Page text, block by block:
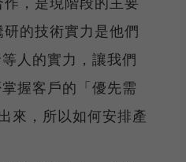
的技術實力是他們
人的實力，讓我們
握客戶的「優先需
來，所以如何安排產